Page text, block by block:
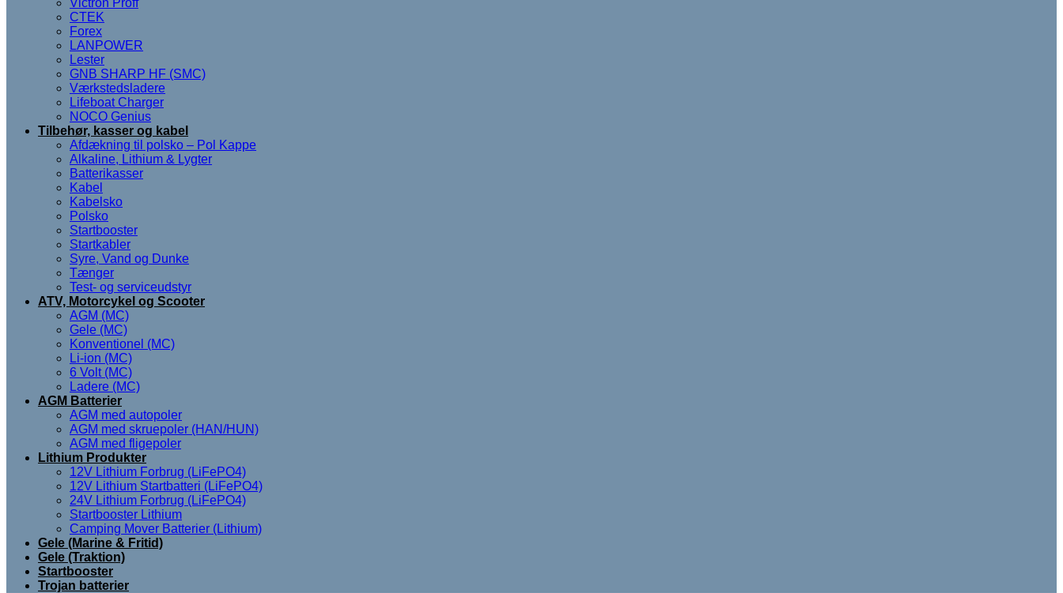
Victron Proff
CTEK
Forex
LANPOWER
Lester
GNB SHARP HF (SMC)
Værkstedsladere
Lifeboat Charger
NOCO Genius
Tilbehør, kasser og kabel
Afdækning til polsko – Pol Kappe
Alkaline, Lithium & Lygter
Batterikasser
Kabel
Kabelsko
Polsko
Startbooster
Startkabler
Syre, Vand og Dunke
Tænger
Test- og serviceudstyr
ATV, Motorcykel og Scooter
AGM (MC)
Gele (MC)
Konventionel (MC)
Li-ion (MC)
6 Volt (MC)
Ladere (MC)
AGM Batterier
AGM med autopoler
AGM med skruepoler (HAN/HUN)
AGM med fligepoler
Lithium Produkter
12V Lithium Forbrug (LiFePO4)
12V Lithium Startbatteri (LiFePO4)
24V Lithium Forbrug (LiFePO4)
Startbooster Lithium
Camping Mover Batterier (Lithium)
Gele (Marine & Fritid)
Gele (Traktion)
Startbooster
Trojan batterier